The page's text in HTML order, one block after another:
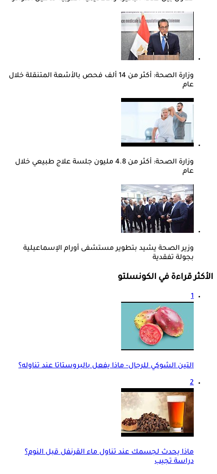
وزارة الصحة: أكثر من 14 ألف فحص بالأشعة المتنقلة خلال
عام
وزارة الصحة: أكثر من 4.8 مليون جلسة علاج طبيعي خلال
عام
وزير الصحة يشيد بتطوير مستشفى أورام الإسماعيلية
بجولة تفقدية
الأكثر قراءة في الكونسلتو
1
التين الشوكي للرجال- ماذا يفعل بالبروستاتا عند تناوله؟
2
ماذا يحدث لجسمك عند تناول ماء القرنفل قبل النوم؟
دراسة تجيب